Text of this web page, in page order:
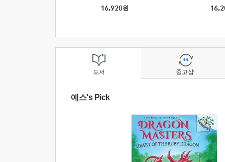
16,920원
도서
예스's Pick
중고샵